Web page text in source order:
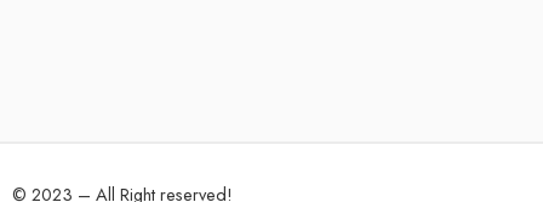
© 2023 – All Right reserved!